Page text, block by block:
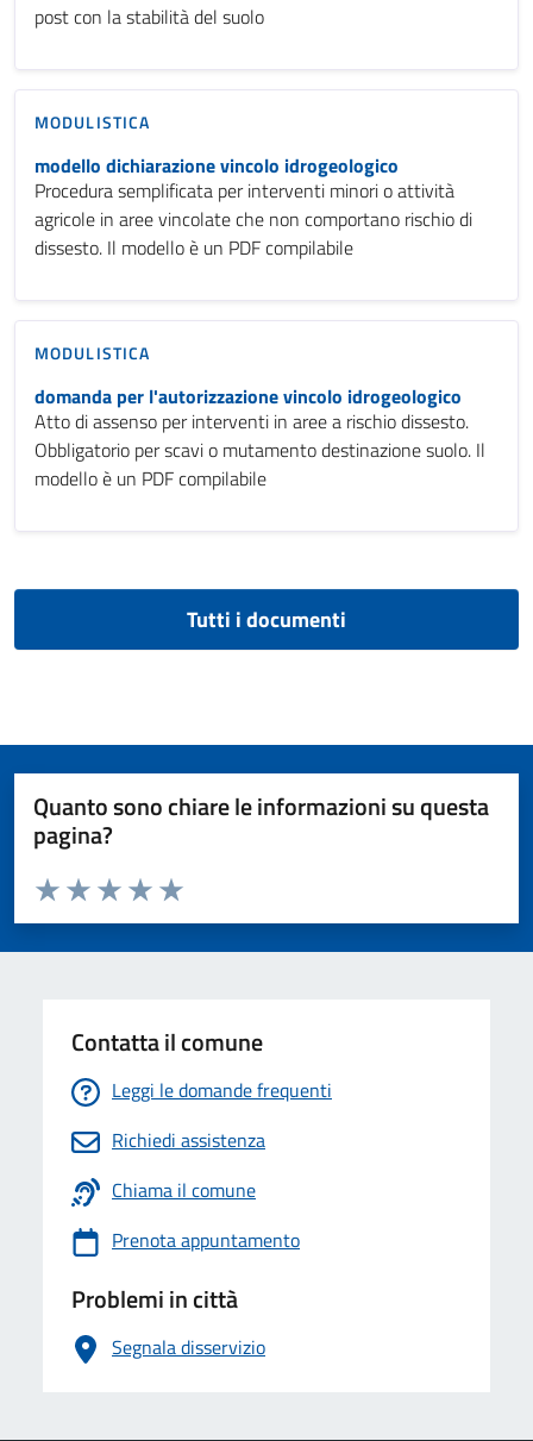
post con la stabilità del suolo
MODULISTICA
modello dichiarazione vincolo idrogeologico
Procedura semplificata per interventi minori o attività
agricole in aree vincolate che non comportano rischio di
dissesto. Il modello è un PDF compilabile
MODULISTICA
domanda per l'autorizzazione vincolo idrogeologico
Atto di assenso per interventi in aree a rischio dissesto.
Obbligatorio per scavi o mutamento destinazione suolo. Il
modello è un PDF compilabile
Tutti i documenti
Quanto sono chiare le informazioni su questa
pagina?
Valuta da 1 a 5 stelle la pagina
Valuta 5 stelle su 5
Valuta 4 stelle su 5
Valuta 3 stelle su 5
Valuta 2 stelle su 5
Valuta 1 stelle su 5
Contatta il comune
Leggi le domande frequenti
Richiedi assistenza
Chiama il comune
Prenota appuntamento
Problemi in città
Segnala disservizio